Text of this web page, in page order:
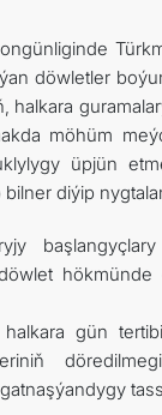
döwletler
halkara
möhüm
üpjün
diýip
hökmünde
gün